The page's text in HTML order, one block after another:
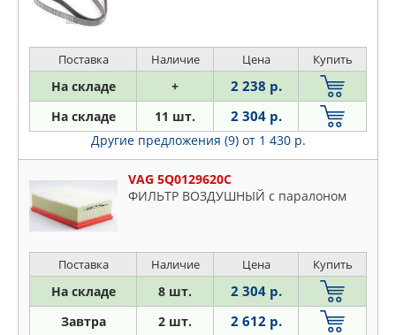
Поставка Наличие Цена Купить
На складе + 2 238 р.
На складе 11 шт. 2 304 р.
Другие предложения (9) от 1 430 р.
VAG 5Q0129620C
ФИЛЬТР ВОЗДУШНЫЙ с паралоном
Поставка Наличие Цена Купить
На складе 8 шт. 2 304 р.
Завтра 2 шт. 2 612 р.